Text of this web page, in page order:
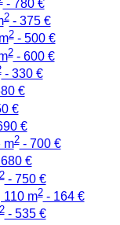
- 780 €
2- 375 €
2- 500 €
2- 600 €
- 330 €
€
€
€
m2- 700 €
€
2- 750 €
110 m2- 164 €
- 535 €